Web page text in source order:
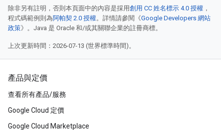
除非另有註明，否則本頁面中的內容是採用創用 CC 姓名標示 4.0 授權 ，
程式碼範例則為阿帕契 2.0 授權。詳情請參閱《Google Developers 網站
政策》。Java 是 Oracle 和/或其關聯企業的註冊商標。
上次更新時間：2026-07-13 (世界標準時間)。
產品與定價
查看所有產品/服務
Google Cloud 定價
Google Cloud Marketplace